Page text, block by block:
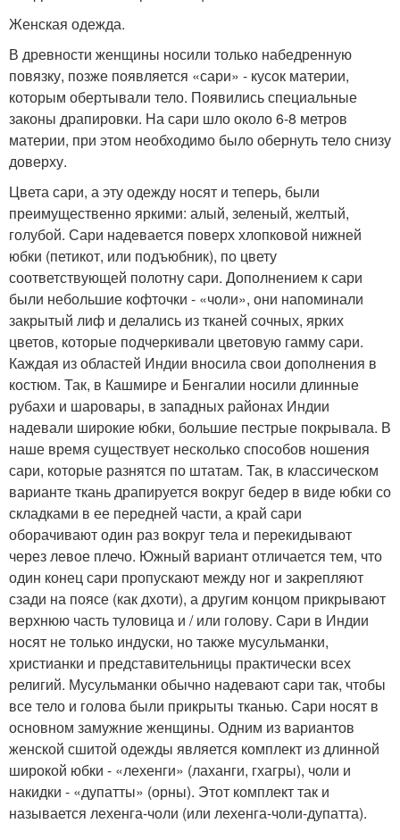
Женская одежда.
В древности женщины носили только набедренную
повязку, позже появляется «сари» - кусок материи,
которым обертывали тело. Появились специальные
законы драпировки. На сари шло около 6-8 метров
материи, при этом необходимо было обернуть тело снизу
доверху.
Цвета сари, а эту одежду носят и теперь, были
преимущественно яркими: алый, зеленый, желтый,
голубой. Сари надевается поверх хлопковой нижней
юбки (петикот, или подъюбник), по цвету
соответствующей полотну сари. Дополнением к сари
были небольшие кофточки - «чоли», они напоминали
закрытый лиф и делались из тканей сочных, ярких
цветов, которые подчеркивали цветовую гамму сари.
Каждая из областей Индии вносила свои дополнения в
костюм. Так, в Кашмире и Бенгалии носили длинные
рубахи и шаровары, в западных районах Индии
надевали широкие юбки, большие пестрые покрывала. В
наше время существует несколько способов ношения
сари, которые разнятся по штатам. Так, в классическом
варианте ткань драпируется вокруг бедер в виде юбки со
складками в ее передней части, а край сари
оборачивают один раз вокруг тела и перекидывают
через левое плечо. Южный вариант отличается тем, что
один конец сари пропускают между ног и закрепляют
сзади на поясе (как дхоти), а другим концом прикрывают
верхнюю часть туловица и / или голову. Сари в Индии
носят не только индуски, но также мусульманки,
христианки и представительницы практически всех
религий. Мусульманки обычно надевают сари так, чтобы
все тело и голова были прикрыты тканью. Сари носят в
основном замужние женщины. Одним из вариантов
женской сшитой одежды является комплект из длинной
широкой юбки - «лехенги» (лаханги, гхагры), чоли и
накидки - «дупатты» (орны). Этот комплект так и
называется лехенга-чоли (или лехенга-чоли-дупатта).